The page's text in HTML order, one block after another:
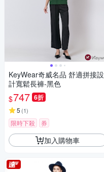
KeyWear奇威名品 舒適拼接設
計寬鬆長褲-黑色
$747 6折
5 (1)
限時下殺 券
加入購物車